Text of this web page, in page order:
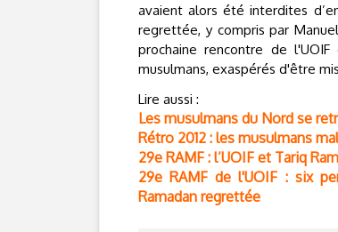
avaient alors été interdites
regrettée, y compris par
prochaine rencontre de
musulmans, exaspérés d'être
Lire aussi :
Les musulmans du Nord se
Rétro 2012 : les musulmans
29e RAMF : l’UOIF et Tariq
29e RAMF de l'UOIF : six
Ramadan regrettée